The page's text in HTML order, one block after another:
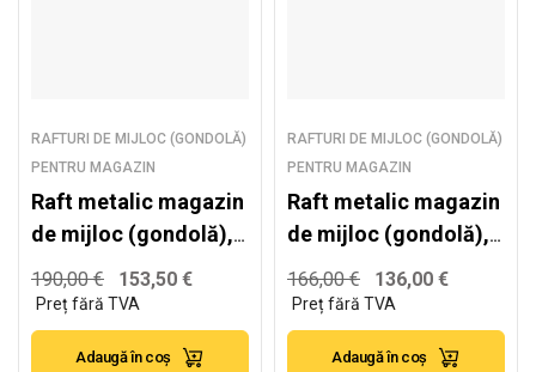
RAFTURI DE MIJLOC (GONDOLĂ)
PENTRU MAGAZIN
Raft metalic magazin
de mijloc (gondolă),
alb – H:1930mm x
L:1000mm x B:400mm
190,00€ 153,50 €
Adaugă în coș
RAFTURI DE MIJLOC (GONDOLĂ)
PENTRU MAGAZIN
Raft metalic magazin
de mijloc (gondolă),
alb – H:1930mm x
L:1000mm x B:400mm
+ 4x300mm
166,00€ 136,00 €
Adaugă în coș